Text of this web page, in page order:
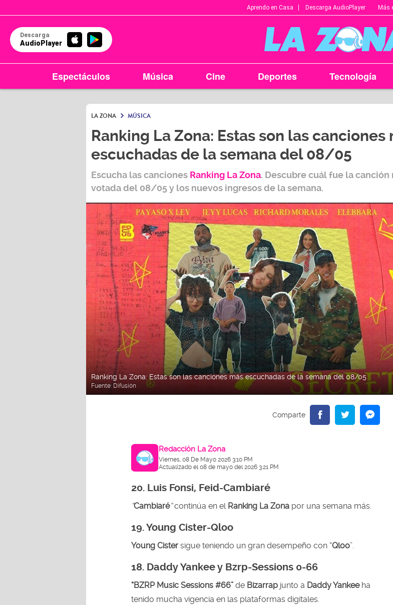
Aprendo en Casa Descarga AudioPlayer Más
Descarga
AudioPlayer
Espectáculos Música Cine Deportes Tecnología
LA ZONA MÚSICA
Ranking La Zona: Estas son las canciones
escuchadas de la semana del 08/05
Escucha las canciones Ranking La Zona. Descubre cuál fue la canción
votada del 08/05y los nuevos ingresos de la semana.
Ranking La Zona: Estas son las canciones más escuchadas de la semana del 08/05
Fuente: Difusión
Redacción La Zona
Viernes, 08 De Mayo 2026 3:10 PM
Actualizado el 08 de mayo del 2026 3:21 PM
20. Luis Fonsi, Feid-Cambiaré
“Cambiaré”continúa en el Ranking La Zona por una semana más.
19.Young Cister-Qloo
Young Cister sigue teniendo un gran desempeño con “Qloo”.
18. Daddy Yankee y Bzrp-Sessions 0-66
“BZRP Music Sessions #66” de Bizarrap junto a Daddy Yankeeha
tenido mucha vigencia en las plataformas digitales.
LA ZONA EN TU CIUDAD
Arequipa
95.9 FM